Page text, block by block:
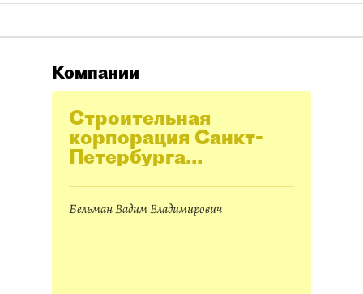
Компании
Строительная
корпорация Санкт-
Петербурга
Бельман Вадим Владимирович